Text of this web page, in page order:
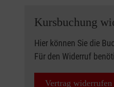
Kursbuchung
Hier können Sie die
Für den Widerruf
Vertrag widerrufen